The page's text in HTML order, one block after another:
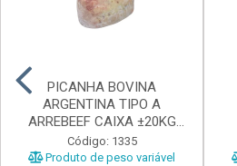
PICANHA BOVINA
ARGENTINA TIPO A
ARREBEEF CAIXA ±20KG
PEÇAS 1...
Código: 1335
Produto de peso variável